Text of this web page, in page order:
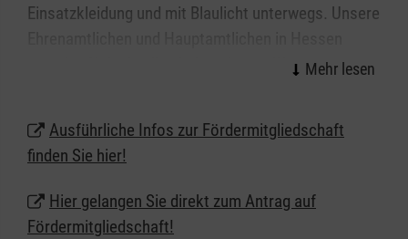
Einsatzkleidung und mit Blaulicht unterwegs. Unsere
spenden Nähe in allen Lebenslagen. Wir helfen
Demenz und ihren Angehörigen.
Ausführliche Infos zur Fördermitgliedschaft
finden Sie hier!
Hier gelangen Sie direkt zum Antrag auf
Fördermitgliedschaft!